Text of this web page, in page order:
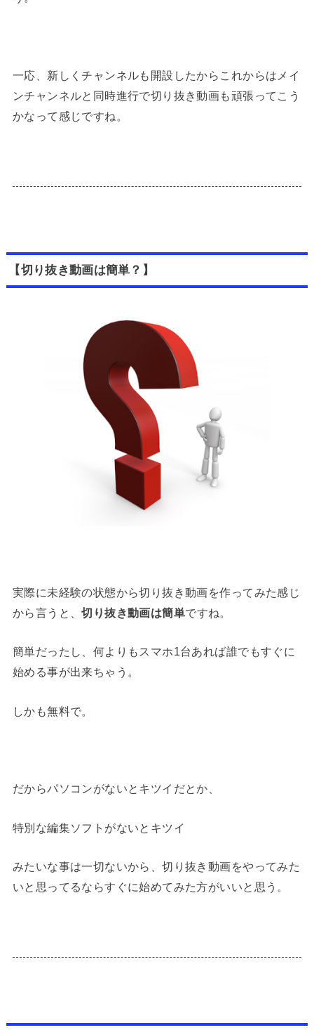
一応、新しくチャンネルも開設したからこれからはメイ
ンチャンネルと同時進行で切り抜き動画も頑張ってこう
かなって感じですね。
【切り抜き動画は簡単？】
実際に未経験の状態から切り抜き動画を作ってみた感じ
から言うと、切り抜き動画は簡単ですね。
簡単だったし、何よりもスマホ1台あれば誰でもすぐに
始める事が出来ちゃう。
しかも無料で。
だからパソコンがないとキツイだとか、
特別な編集ソフトがないとキツイ
みたいな事は一切ないから、切り抜き動画をやってみた
いと思ってるならすぐに始めてみた方がいいと思う。